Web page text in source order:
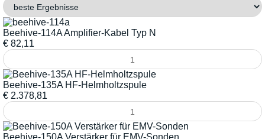
Beehive-114A Amplifier-Kabel Typ N
€ 82,11
Beehive-135A HF-Helmholtzspule
€ 2.378,81
Beehive-150A Verstärker für EMV-Sonden